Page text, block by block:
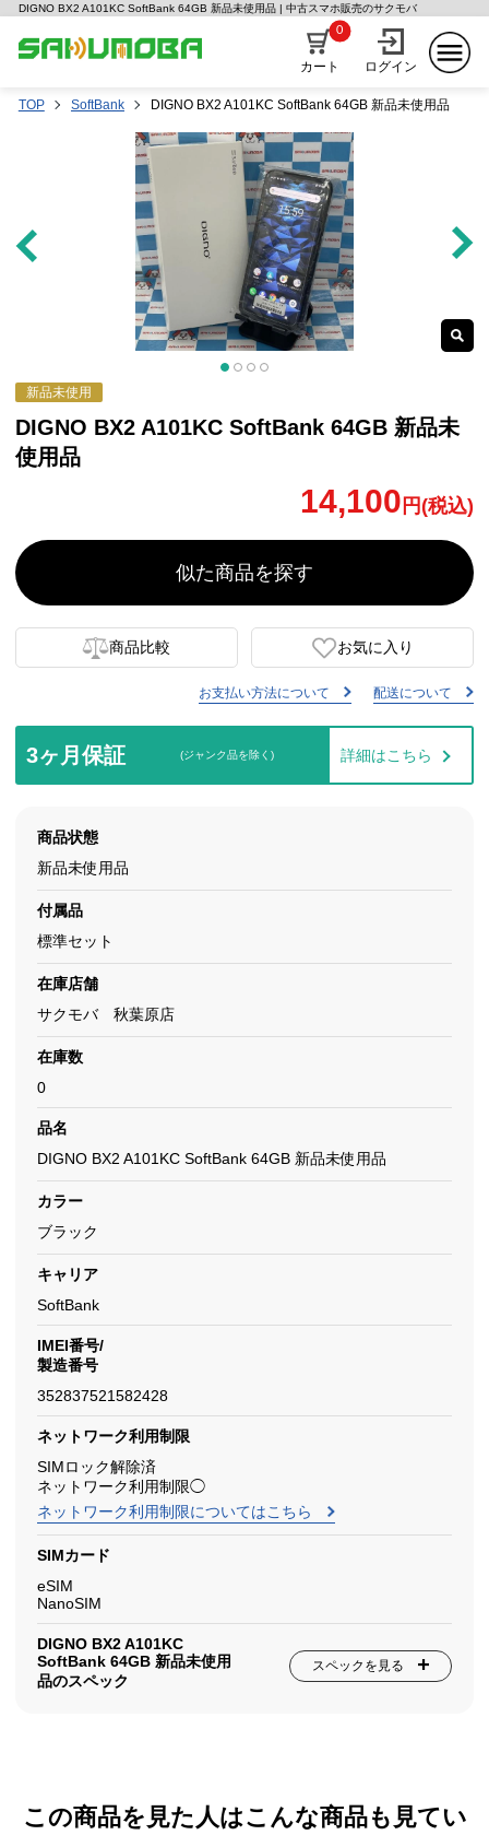
DIGNO BX2 A101KC SoftBank 64GB 新品未使用品 | 中古スマホ販売のサクモバ
カート
0
ログイン
TOP SoftBank DIGNO BX2 A101KC SoftBank 64GB 新品未使用品
新品未使用
DIGNO BX2 A101KC SoftBank 64GB 新品未
使用品
14,100 円(税込)
似た商品を探す
商品比較 お気に入り
お支払い方法について 配送について
3ヶ月保証 (ジャンク品を除く) 詳細はこちら
商品状態
新品未使用品
付属品
標準セット
在庫店舗
サクモバ 秋葉原店
在庫数
0
品名
DIGNO BX2 A101KC SoftBank 64GB 新品未使用品
カラー
ブラック
キャリア
SoftBank
IMEI番号/
製造番号
352837521582428
ネットワーク利用制限
SIMロック解除済
ネットワーク利用制限◯
ネットワーク利用制限についてはこちら
SIMカード
eSIM
NanoSIM
DIGNO BX2 A101KC
SoftBank 64GB 新品未使用
品のスペック
スペックを見る
この商品を見た人はこんな商品も見てい